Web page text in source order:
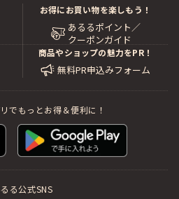
お得にお買い物を楽しもう！
あるるポイント／
クーポンガイド
商品やショップの魅力をPR！
無料PR申込みフォーム
でもっとお得＆便利に！
る公式SNS